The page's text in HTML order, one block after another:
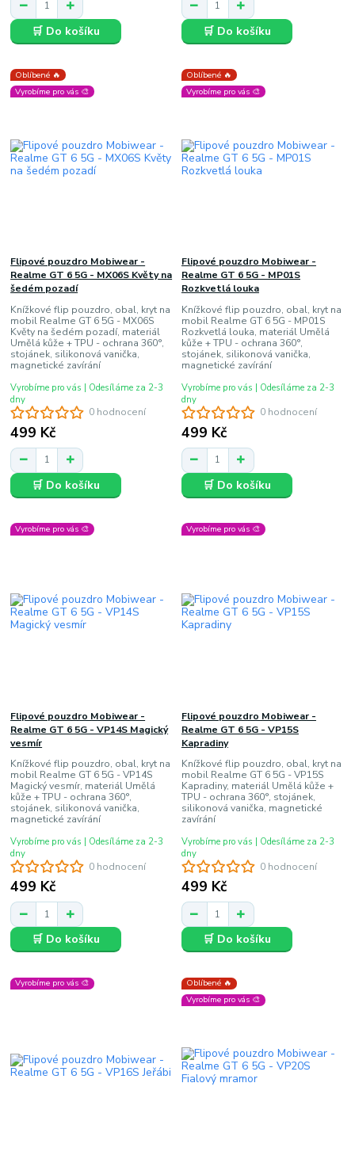
🛒 Do košíku 🛒 Do košíku
Oblíbené 🔥
Vyrobíme pro vás 🎨
0 hodnocení
Flipové pouzdro Mobiwear -
Realme GT 6 5G - MX06S Květy na
šedém pozadí
Knížkové flip pouzdro, obal, kryt na
mobil Realme GT 6 5G - MX06S
Květy na šedém pozadí, materiál
Umělá kůže + TPU - ochrana 360°,
stojánek, silikonová vanička,
magnetické zavírání
499 Kč
Vyrobíme pro vás | Odesíláme za 2-3
dny
🛒 Do košíku
Oblíbené 🔥
Vyrobíme pro vás 🎨
0 hodnocení
Flipové pouzdro Mobiwear -
Realme GT 6 5G - MP01S
Rozkvetlá louka
Knížkové flip pouzdro, obal, kryt na
mobil Realme GT 6 5G - MP01S
Rozkvetlá louka, materiál Umělá
kůže + TPU - ochrana 360°,
stojánek, silikonová vanička,
magnetické zavírání
499 Kč
Vyrobíme pro vás | Odesíláme za 2-3
dny
🛒 Do košíku
Vyrobíme pro vás 🎨
0 hodnocení
Flipové pouzdro Mobiwear -
Realme GT 6 5G - VP14S Magický
vesmír
Knížkové flip pouzdro, obal, kryt na
mobil Realme GT 6 5G - VP14S
Magický vesmír, materiál Umělá
kůže + TPU - ochrana 360°,
stojánek, silikonová vanička,
magnetické zavírání
499 Kč
Vyrobíme pro vás | Odesíláme za 2-3
dny
🛒 Do košíku
Vyrobíme pro vás 🎨
0 hodnocení
Flipové pouzdro Mobiwear -
Realme GT 6 5G - VP15S
Kapradiny
Knížkové flip pouzdro, obal, kryt na
mobil Realme GT 6 5G - VP15S
Kapradiny, materiál Umělá kůže +
TPU - ochrana 360°, stojánek,
silikonová vanička, magnetické
zavírání
499 Kč
Vyrobíme pro vás | Odesíláme za 2-3
dny
🛒 Do košíku
Vyrobíme pro vás 🎨
Oblíbené 🔥
Vyrobíme pro vás 🎨